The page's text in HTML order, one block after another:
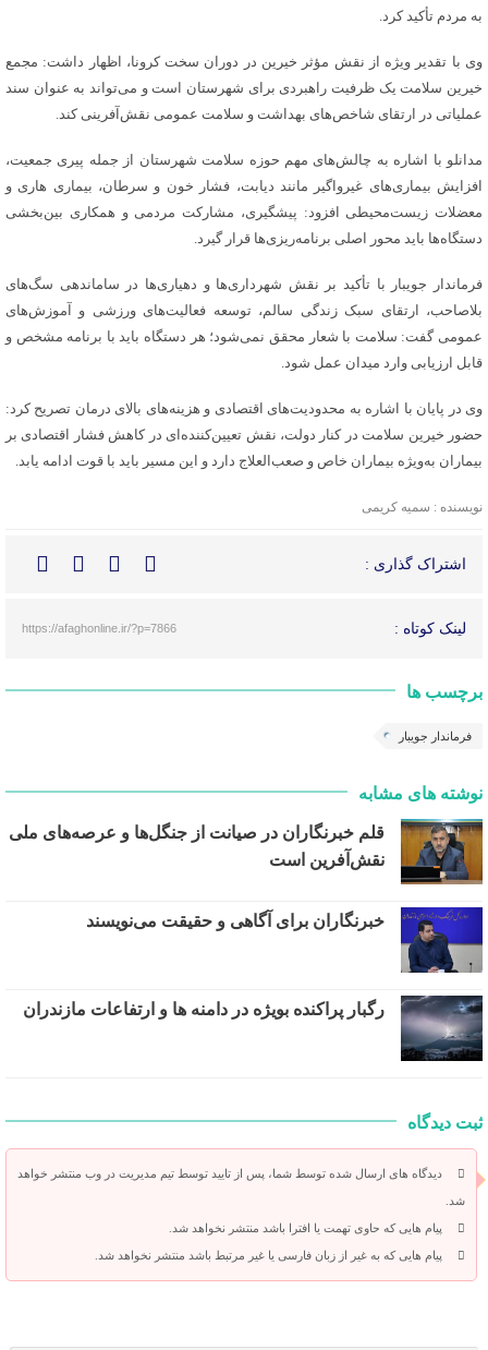
به مردم تأکید کرد.
وی با تقدیر ویژه از نقش مؤثر خیرین در دوران سخت کرونا، اظهار داشت: مجمع
خیرین سلامت یک ظرفیت راهبردی برای شهرستان است و می‌تواند به عنوان سند
عملیاتی در ارتقای شاخص‌های بهداشت و سلامت عمومی نقش‌آفرینی کند.
مدانلو با اشاره به چالش‌های مهم حوزه سلامت شهرستان از جمله پیری جمعیت،
افزایش بیماری‌های غیرواگیر مانند دیابت، فشار خون و سرطان، بیماری هاری و
معضلات زیست‌محیطی افزود: پیشگیری، مشارکت مردمی و همکاری بین‌بخشی
دستگاه‌ها باید محور اصلی برنامه‌ریزی‌ها قرار گیرد.
فرماندار جویبار با تأکید بر نقش شهرداری‌ها و دهیاری‌ها در ساماندهی سگ‌های
بلاصاحب، ارتقای سبک زندگی سالم، توسعه فعالیت‌های ورزشی و آموزش‌های
عمومی گفت: سلامت با شعار محقق نمی‌شود؛ هر دستگاه باید با برنامه مشخص و
قابل ارزیابی وارد میدان عمل شود.
وی در پایان با اشاره به محدودیت‌های اقتصادی و هزینه‌های بالای درمان تصریح کرد:
حضور خیرین سلامت در کنار دولت، نقش تعیین‌کننده‌ای در کاهش فشار اقتصادی بر
بیماران به‌ویژه بیماران خاص و صعب‌العلاج دارد و این مسیر باید با قوت ادامه یابد.
نویسنده : سمیه کریمی
اشتراک گذاری :
لینک کوتاه : https://afaghonline.ir/?p=7866
برچسب ها
فرماندار جویبار
نوشته های مشابه
قلم خبرنگاران در صیانت از جنگل‌ها و عرصه‌های ملی
نقش‌آفرین است
خبرنگاران برای آگاهی و حقیقت می‌نویسند
رگبار پراکنده بویژه در دامنه ها و ارتفاعات مازندران
ثبت دیدگاه
دیدگاه های ارسال شده توسط شما، پس از تایید توسط تیم مدیریت در وب منتشر خواهد
شد.
پیام هایی که حاوی تهمت یا افترا باشد منتشر نخواهد شد.
پیام هایی که به غیر از زبان فارسی یا غیر مرتبط باشد منتشر نخواهد شد.